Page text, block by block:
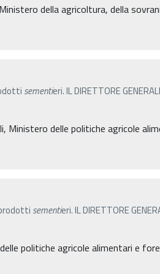
della agricoltura, della
sementieri. IL DIRETTORE
delle politiche agricole
sementieri. IL DIRETTORE
politiche agricole alimentari e